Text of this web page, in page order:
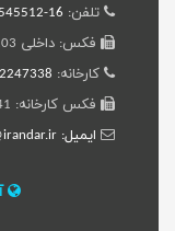
تلفن: 16-88545512
فکس: داخلی 103
کارخانه:
فکس کارخانه: 02832247341
ایمیل: info@irandar.ir